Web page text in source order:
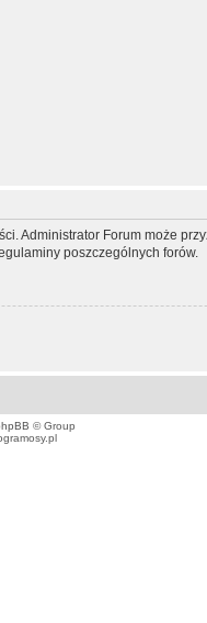
Administrator Forum może
poszczególnych forów.
© Group